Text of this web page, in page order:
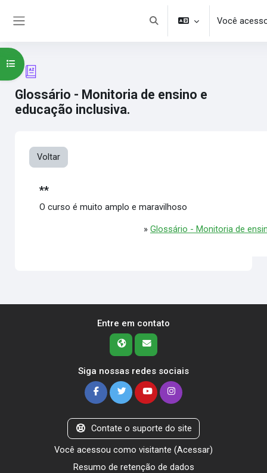
Alternar entrada de pesquisa
Você
Glossário - Monitoria de ensino e
educação inclusiva.
Abrir índice do curso
Voltar
**
O curso é muito amplo e maravilhoso
» Glossário - Monitoria de
Entre em contato
Siga nossas redes sociais
Contate o suporte do site
Você acessou como visitante (Acessar)
Resumo de retenção de dados